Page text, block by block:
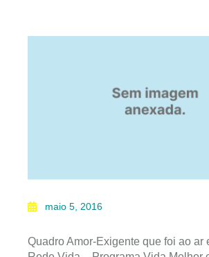
maio 5, 2016
Quadro Amor-Exigente que foi ao ar